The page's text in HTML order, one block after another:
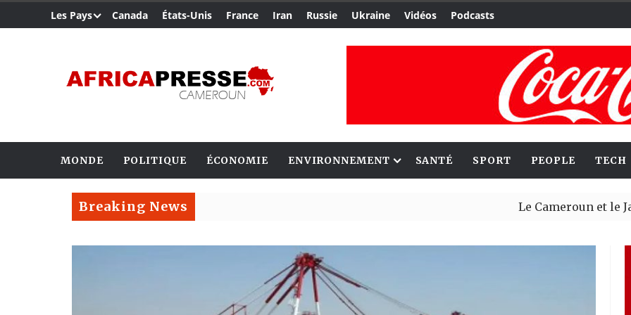
Les Pays Canada États-Unis France Iran Russie Ukraine Vidéos Podcasts
MONDE POLITIQUE ÉCONOMIE ENVIRONNEMENT SANTÉ SPORT PEOPLE TECH
Breaking News Le Cameroun et le Japon